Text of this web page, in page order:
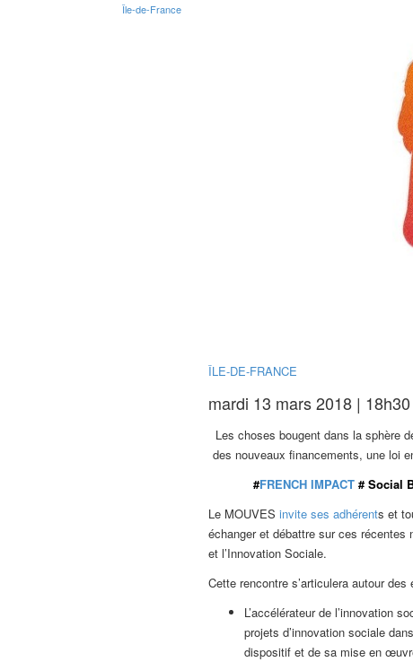
Île-de-France
ÎLE-DE-FRANCE
mardi 13 mars 2018 |
Les choses bougent dans la sphère
des nouveaux financements, une loi
#FRENCH IMPACT# Social
Le MOUVES invite ses adhérents et
échanger et débattre sur ces récentes
et l’Innovation Sociale.
Cette rencontre s’articulera autour
L’accélérateur de l’innovation
projets d’innovation sociale
dispositif et de sa mise en